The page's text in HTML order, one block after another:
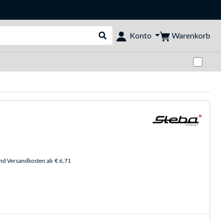
Suche durchführen
Konto Warenkorb
Versandkosten ab € 6,71